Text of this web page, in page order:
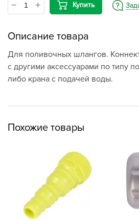
Купить
Описание товара
Для поливочных шлангов.
с другими аксессуарами по типу
либо крана с подачей воды.
Похожие товары